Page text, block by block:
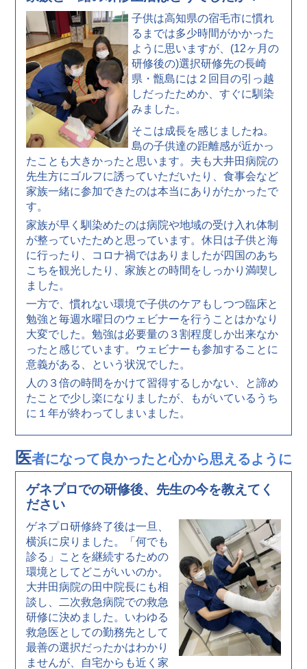
子供は高知県の宿毛市に慣れ
るまでは多少時間がかかった
ように思いますが、(12ヶ月の
研修後の)選択研修先の長崎
県・甑島には２回目の引っ越
しだったためか、すぐに馴染
みました。
そこは成長を感じましたね。
島の子供達の距離感が近かっ
たことも大きかったと思います。夫も大井田病院の
先生方にゴルフに誘っていただいたり、食事会など
家族一緒に参加できたのは本当にありがたかったで
す。
家族が早く馴染めたのは病院や地域の受け入れ体制
が整っていたためと思っています。休日は子供と海
に行ったり、コロナ禍ではありましたが四国のあち
こちを観光したり、家族との時間をしっかり満喫し
ました。
一方で、慣れない環境で子供のケアもしつつ臨床と
勉強と毎週水曜日のウェビナーを行うことはかなり
大変でした。勉強は必要量の３割程度しか出来なか
ったと感じています。ウェビナーも参加することに
意義がある、という状況でした。
人の３倍の時間をかけて習得するしかない、と諦め
たことで少し楽になりましたが、もがいているうち
に１年が終わってしまいました。
医者になって良かったと心から思えるように
ゲネプロでの研修後、先生の今を教えてく
ださい
ゲネプロ研修終了後は一旦、
横浜に戻りました。「何でも
診る」ことを継続するための
環境としてどこがいいのか。
大井田病院の田中院長にも相
談し、二次救急病院での救急
研修に決めました。いわゆる
救急医としての勤務先として
最善の選択だったかはわかり
ませんが、自宅からも近く家